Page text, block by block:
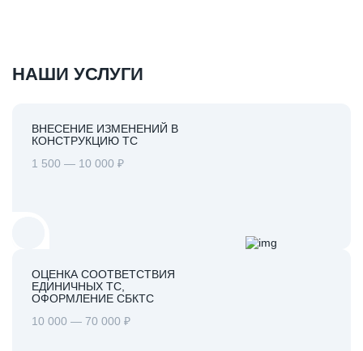
НАШИ УСЛУГИ
ВНЕСЕНИЕ ИЗМЕНЕНИЙ В
КОНСТРУКЦИЮ ТС
1 500 — 10 000 ₽
ОЦЕНКА СООТВЕТСТВИЯ
ЕДИНИЧНЫХ ТС,
ОФОРМЛЕНИЕ СБКТС
10 000 — 70 000 ₽